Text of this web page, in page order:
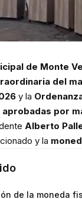
de Monte
del
y la
aprobadas por
Alberto
y la
de la moneda